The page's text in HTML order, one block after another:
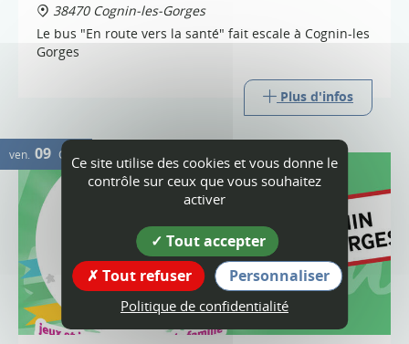
38470 Cognin-les-Gorges
Le bus "En route vers la santé" fait escale à Cognin-les
Gorges
Plus d'infos
ven. 09 OCT.Ce site utilise des cookies et vous donne le
contrôle sur ceux que vous souhaitez
activer
Tout accepter
Tout refuser
Personnaliser
Politique de confidentialité